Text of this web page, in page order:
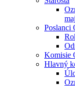
Poslanci
Komisie
Hlavný